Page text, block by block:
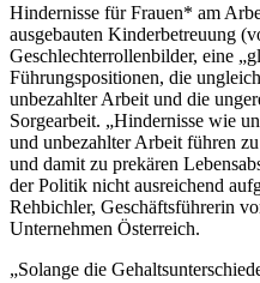
Hindernisse für Frauen* am
ausgebauten Kinderbetreuung
Geschlechterrollenbilder, eine
Führungspositionen, die
unbezahlter Arbeit und die
Sorgearbeit. „Hindernisse wie
und unbezahlter Arbeit führen
und damit zu prekären
der Politik nicht ausreichend
Rehbichler, Geschäftsführerin
Unternehmen Österreich.
„Solange die